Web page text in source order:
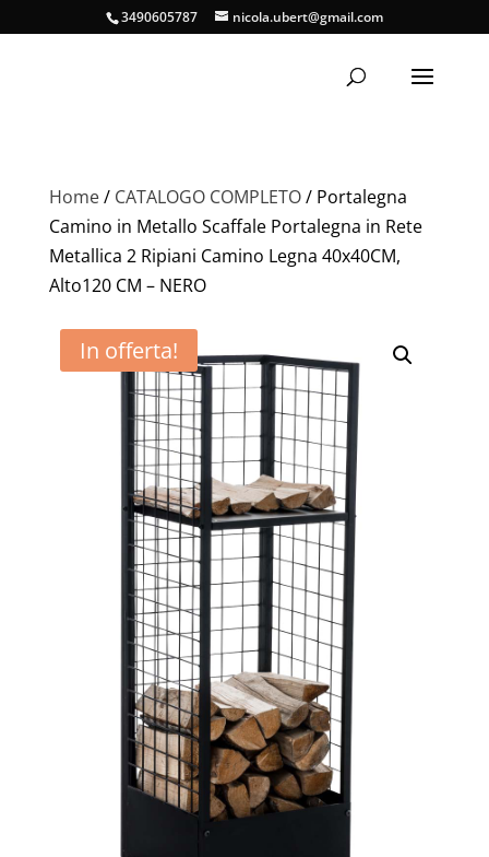
3490605787 nicola.ubert@gmail.com
Home/ CATALOGO COMPLETO/ Portalegna
Camino in Metallo Scaffale Portalegna in Rete
Metallica 2 Ripiani Camino Legna 40x40CM,
Alto120 CM – NERO
In offerta!